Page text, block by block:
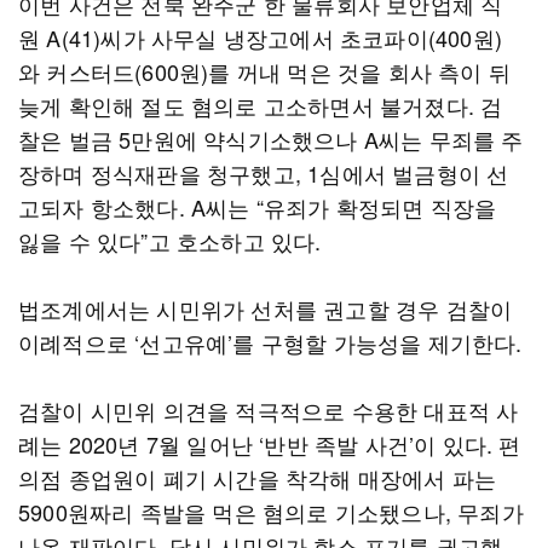
원 A(41)씨가 사무실 냉장고에서 초코파이(400원)
와 커스터드(600원)를 꺼내 먹은 것을 회사 측이 뒤
늦게 확인해 절도 혐의로 고소하면서 불거졌다. 검
찰은 벌금 5만원에 약식기소했으나 A씨는 무죄를 주
장하며 정식재판을 청구했고, 1심에서 벌금형이 선
고되자 항소했다. A씨는 “유죄가 확정되면 직장을
잃을 수 있다”고 호소하고 있다.
법조계에서는 시민위가 선처를 권고할 경우 검찰이
이례적으로 ‘선고유예’를 구형할 가능성을 제기한다.
검찰이 시민위 의견을 적극적으로 수용한 대표적 사
례는 2020년 7월 일어난 ‘반반 족발 사건’이 있다. 편
의점 종업원이 폐기 시간을 착각해 매장에서 파는
5900원짜리 족발을 먹은 혐의로 기소됐으나, 무죄가